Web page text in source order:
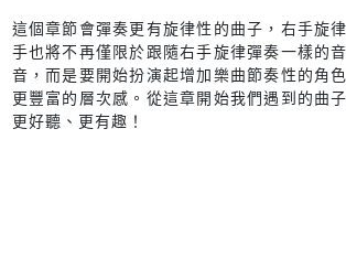
這個章節會彈奏更有旋律性的曲子，右手旋
手也將不再僅限於跟隨右手旋律彈奏一樣的
音，而是要開始扮演起增加樂曲節奏性的角
更豐富的層次感。從這章開始我們遇到的曲
更好聽、更有趣！